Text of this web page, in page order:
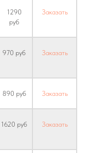
1290
руб
Заказать
970 руб Заказать
890 руб Заказать
1620 руб Заказать